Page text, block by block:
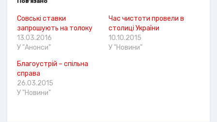
Совські ставки
запрошують на толоку
13.03.2016
У "Анонси"
Час чистоти провели в
столиці України
10.10.2015
У "Новини"
Благоустрій – спільна
справа
26.03.2015
У "Новини"